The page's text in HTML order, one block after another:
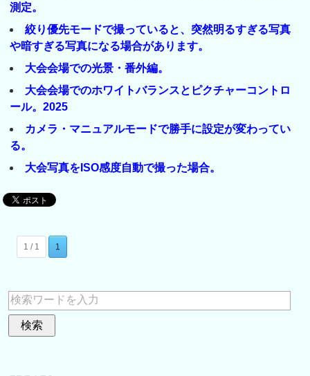
測定。
絞り優先モードで撮っていると、突然明るすぎる写真
や暗すぎる写真になる場合があります。
大会会場での光景・番外編。
大会会場でのホワイトバランスとピクチャーコントロ
ール。2025
カメラ・マニュアルモードで勝手に設定が変わってい
る。
大会写真をISO感度自動で撮った場合。
1 / 1 1